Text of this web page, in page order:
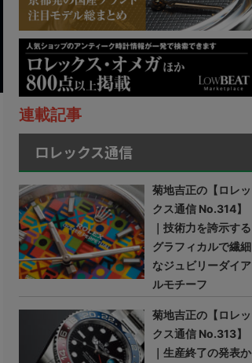
連載記事
ロレックス通信
菊地吉正の【ロレッ
クス通信 No.314】
｜技術力を誇示する
グラフィカルで繊細
なジュビリーダイア
ルモチーフ
菊地吉正の【ロレッ
クス通信 No.313】
｜生産終了の発表か